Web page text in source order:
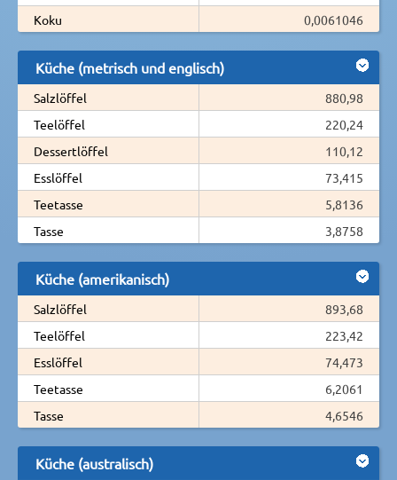
Koku
0,0061046
Küche (metrisch und englisch)
Salzlöffel
880,98
Teelöffel
220,24
Dessertlöffel
110,12
Esslöffel
73,415
Teetasse
5,8136
Tasse
3,8758
Küche (amerikanisch)
Salzlöffel
893,68
Teelöffel
223,42
Esslöffel
74,473
Teetasse
6,2061
Tasse
4,6546
Küche (australisch)